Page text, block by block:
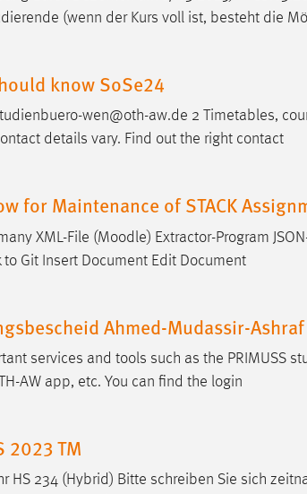
(wenn der Kurs voll ist, besteht die
know SoSe24
wen@oth-aw.de 2 Timetables,
details vary. Find out the right contact
for Maintenance of STACK
XML-File (Moodle) Extractor-Program
to Git Insert Document Edit Document
Ahmed-Mudassir-Ashraf
services and tools such as the PRIMUSS
AW app, etc. You can find the login
2023 TM
HS 234 (Hybrid) Bitte schreiben Sie sich
verstehen, wie
nutzen.
anzuzeigen.